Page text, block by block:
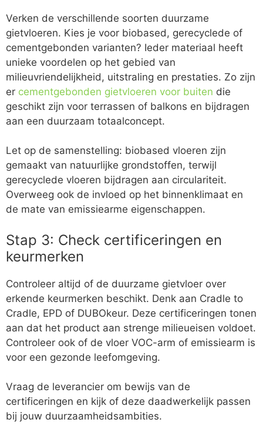
Verken de verschillende soorten duurzame
gietvloeren. Kies je voor biobased, gerecyclede of
cementgebonden varianten? Ieder materiaal heeft
unieke voordelen op het gebied van
milieuvriendelijkheid, uitstraling en prestaties. Zo zijn
er cementgebonden gietvloeren voor buiten die
geschikt zijn voor terrassen of balkons en bijdragen
aan een duurzaam totaalconcept.
Let op de samenstelling: biobased vloeren zijn
gemaakt van natuurlijke grondstoffen, terwijl
gerecyclede vloeren bijdragen aan circulariteit.
Overweeg ook de invloed op het binnenklimaat en
de mate van emissiearme eigenschappen.
Stap 3: Check certificeringen en
keurmerken
Controleer altijd of de duurzame gietvloer over
erkende keurmerken beschikt. Denk aan Cradle to
Cradle, EPD of DUBOkeur. Deze certificeringen tonen
aan dat het product aan strenge milieueisen voldoet.
Controleer ook of de vloer VOC-arm of emissiearm is
voor een gezonde leefomgeving.
Vraag de leverancier om bewijs van de
certificeringen en kijk of deze daadwerkelijk passen
bij jouw duurzaamheidsambities.